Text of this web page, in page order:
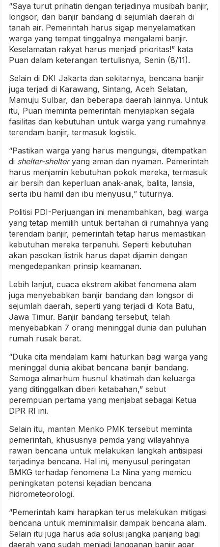
“Saya turut prihatin dengan terjadinya musibah banjir,
longsor, dan banjir bandang di sejumlah daerah di
tanah air. Pemerintah harus sigap menyelamatkan
warga yang tempat tinggalnya mengalami banjir.
Keselamatan rakyat harus menjadi prioritas!” kata
Puan dalam keterangan tertulisnya, Senin (8/11).
Selain di DKI Jakarta dan sekitarnya, bencana banjir
juga terjadi di Karawang, Sintang, Aceh Selatan,
Mamuju Sulbar, dan beberapa daerah lainnya. Untuk
itu, Puan meminta pemerintah menyiapkan segala
fasilitas dan kebutuhan untuk warga yang rumahnya
terendam banjir, termasuk logistik.
“Pastikan warga yang harus mengungsi, ditempatkan
di shelter-shelteryang aman dan nyaman. Pemerintah
harus menjamin kebutuhan pokok mereka, termasuk
air bersih dan keperluan anak-anak, balita, lansia,
serta ibu hamil dan ibu menyusui,” tuturnya.
Politisi PDI-Perjuangan ini menambahkan, bagi warga
yang tetap memilih untuk bertahan di rumahnya yang
terendam banjir, pemerintah tetap harus memastikan
kebutuhan mereka terpenuhi. Seperti kebutuhan
akan pasokan listrik harus dapat dijamin dengan
mengedepankan prinsip keamanan.
Lebih lanjut, cuaca ekstrem akibat fenomena alam
juga menyebabkan banjir bandang dan longsor di
sejumlah daerah, seperti yang terjadi di Kota Batu,
Jawa Timur. Banjir bandang tersebut, telah
menyebabkan 7 orang meninggal dunia dan puluhan
rumah rusak berat.
“Duka cita mendalam kami haturkan bagi warga yang
meninggal dunia akibat bencana banjir bandang.
Semoga almarhum husnul khatimah dan keluarga
yang ditinggalkan diberi ketabahan,” sebut
perempuan pertama yang menjabat sebagai Ketua
DPR RI ini.
Selain itu, mantan Menko PMK tersebut meminta
pemerintah, khususnya pemda yang wilayahnya
rawan bencana untuk melakukan langkah antisipasi
terjadinya bencana. Hal ini, menyusul peringatan
BMKG terhadap fenomena La Nina yang memicu
peningkatan potensi kejadian bencana
hidrometeorologi.
“Pemerintah kami harapkan terus melakukan mitigasi
bencana untuk meminimalisir dampak bencana alam.
Selain itu juga harus ada solusi jangka panjang bagi
daerah yang sudah menjadi langganan banjir agar